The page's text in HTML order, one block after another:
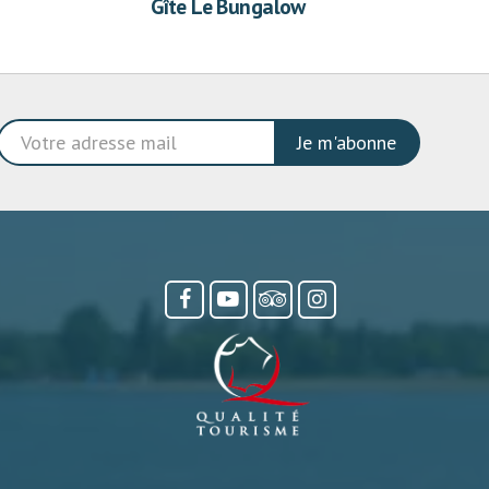
Gîte Le Bungalow
Je m'abonne